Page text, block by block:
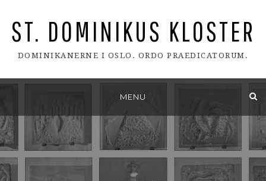
ST. DOMINIKUS KLOSTER
DOMINIKANERNE I OSLO. ORDO PRAEDICATORUM.
Skip
content
MENU